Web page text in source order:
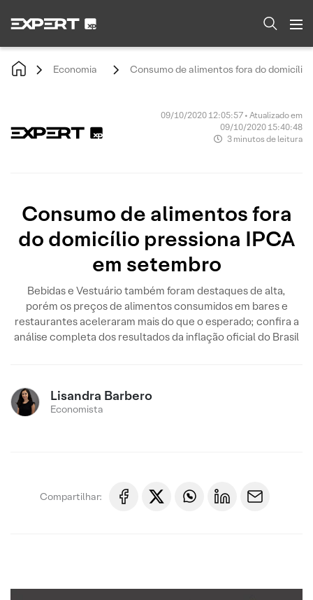
Economia Consumo de alimentos fora do domicílio
09/10/2020 12:05:57 • Atualizado em
09/10/2020 15:40:48
3 minutos de leitura
Consumo de alimentos fora
do domicílio pressiona IPCA
em setembro
Bebidas e Vestuário também foram destaques de alta,
porém os preços de alimentos consumidos em bares e
restaurantes aceleraram mais do que o esperado; confira a
análise completa dos resultados da inflação oficial do Brasil
Lisandra Barbero
Economista
Compartilhar: